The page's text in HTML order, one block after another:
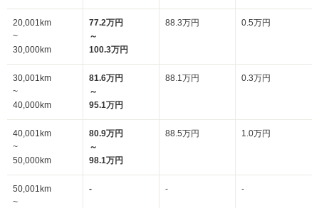
20,001km
~
30,000km
77.2万円
～
100.3万円
88.3万円 0.5万円
30,001km
~
40,000km
81.6万円
～
95.1万円
88.1万円 0.3万円
40,001km
~
50,000km
80.9万円
～
98.1万円
88.5万円 1.0万円
50,001km
~
- - -